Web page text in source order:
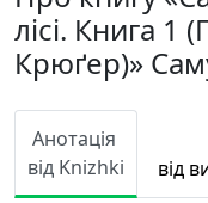
лісі. Книга 1
Крюґер)»
Анотація
від Knizhki
від